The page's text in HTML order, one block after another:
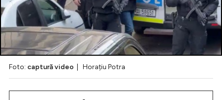
Foto: captură video | Horațiu Potra